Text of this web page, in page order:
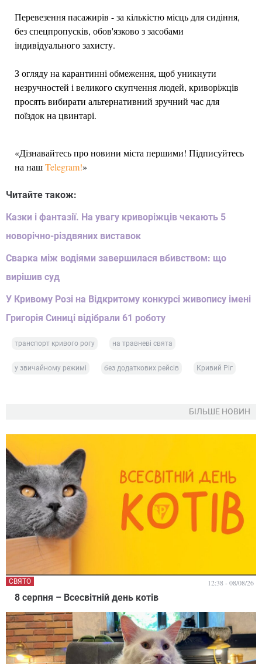
Перевезення пасажирів - за кількістю місць для сидіння,
без спецпропусків, обов'язково з засобами
індивідуального захисту.
З огляду на карантинні обмеження, щоб уникнути
незручностей і великого скупчення людей, криворіжців
просять вибирати альтернативний зручний час для
поїздок на цвинтарі.
«Дізнавайтесь про новини міста першими! Підписуйтесь
на нашTelegram!»
Читайте також:
Казки і фантазії. На увагу криворіжців чекають 5
новорічно-різдвяних виставок
Сварка між водіями завершилася вбивством: що
вирішив суд
У Кривому Розі на Відкритому конкурсі живопису імені
Григорія Синиці відібрали 61 роботу
транспорт кривого рогу на травневі свята
у звичайному режимі без додаткових рейсів Кривий Ріг
БІЛЬШЕ НОВИН
8 серпня – Всесвітній день котів
СВЯТО 12:38 - 08/08/26